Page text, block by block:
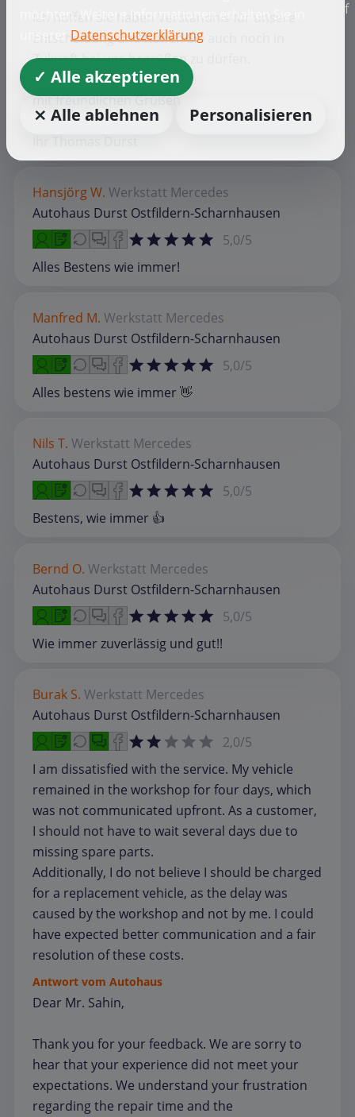
Ich hoffen Sie haben Verständnis für unsere
Entscheidung und hoffen Sie auch noch in
Zukunft bei uns begrüßen zu dürfen.
mit freundlichen Grüßen
Hansjörg W. Werkstatt Mercedes
Autohaus Durst Ostfildern-Scharnhausen
5,0/5
Alles Bestens wie immer!
Manfred M. Werkstatt Mercedes
Autohaus Durst Ostfildern-Scharnhausen
5,0/5
Alles bestens wie immer 👋
Nils T. Werkstatt Mercedes
Autohaus Durst Ostfildern-Scharnhausen
5,0/5
Bestens, wie immer 👍
Bernd O. Werkstatt Mercedes
Autohaus Durst Ostfildern-Scharnhausen
5,0/5
Wie immer zuverlässig und gut!!
Burak S. Werkstatt Mercedes
Autohaus Durst Ostfildern-Scharnhausen
2,0/5
I am dissatisfied with the service. My vehicle
remained in the workshop for four days, which
was not communicated upfront. As a customer,
I should not have to wait several days due to
missing spare parts.
Additionally, I do not believe I should be charged
for a replacement vehicle, as the delay was
caused by the workshop and not by me. I could
have expected better communication and a fair
resolution of these costs.
Antwort vom Autohaus
Dear Mr. Sahin,
Thank you for your feedback. We are sorry to
hear that your experience did not meet your
expectations. We understand your frustration
regarding the repair time and the
möchten. Weitere Informationen erhalten Sie in
unserer Datenschutzerklärung
✓ Alle akzeptieren
⨯ Alle ablehnen
Personalisieren
f